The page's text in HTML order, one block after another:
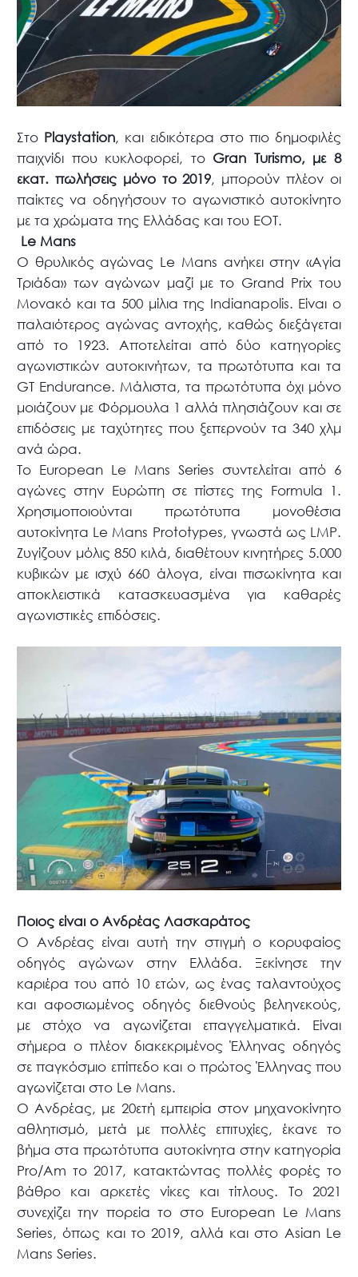
Στο Playstation, και ειδικότερα στο πιο δημοφιλές
παιχνίδι που κυκλοφορεί, το Gran Turismo, με 8
εκατ. πωλήσεις μόνο το 2019, μπορούν πλέον οι
παίκτες να οδηγήσουν το αγωνιστικό αυτοκίνητο
με τα χρώματα της Ελλάδας και του ΕΟΤ.
Le Mans
O θρυλικός αγώνας Le Mans ανήκει στην «Αγία
Τριάδα» των αγώνων μαζί με το Grand Prix του
Μονακό και τα 500 μίλια της Indianapolis. Είναι ο
παλαιότερος αγώνας αντοχής, καθώς διεξάγεται
από το 1923. Αποτελείται από δύο κατηγορίες
αγωνιστικών αυτοκινήτων, τα πρωτότυπα και τα
GT Endurance. Μάλιστα, τα πρωτότυπα όχι μόνο
μοιάζουν με Φόρμουλα 1 αλλά πλησιάζουν και σε
επιδόσεις με ταχύτητες που ξεπερνούν τα 340 χλμ
ανά ώρα.
Το European Le Mans Series συντελείται από 6
αγώνες στην Ευρώπη σε πίστες της Formula 1.
Χρησιμοποιούνται πρωτότυπα μονοθέσια
αυτοκίνητα Le Mans Prototypes, γνωστά ως LMP.
Ζυγίζουν μόλις 850 κιλά, διαθέτουν κινητήρες 5.000
κυβικών με ισχύ 660 άλογα, είναι πισωκίνητα και
αποκλειστικά κατασκευασμένα για καθαρές
αγωνιστικές επιδόσεις.
Ποιος είναι ο Ανδρέας Λασκαράτος
Ο Ανδρέας είναι αυτή την στιγμή ο κορυφαίος
οδηγός αγώνων στην Ελλάδα. Ξεκίνησε την
καριέρα του από 10 ετών, ως ένας ταλαντούχος
και αφοσιωμένος οδηγός διεθνούς βεληνεκούς,
με στόχο να αγωνίζεται επαγγελματικά. Είναι
σήμερα ο πλέον διακεκριμένος Έλληνας οδηγός
σε παγκόσμιο επίπεδο και ο πρώτος Έλληνας που
αγωνίζεται στο Le Mans.
Ο Ανδρέας, με 20ετή εμπειρία στον μηχανοκίνητο
αθλητισμό, μετά με πολλές επιτυχίες, έκανε το
βήμα στα πρωτότυπα αυτοκίνητα στην κατηγορία
Pro/Am το 2017, κατακτώντας πολλές φορές το
βάθρο και αρκετές νίκες και τίτλους. Το 2021
συνεχίζει την πορεία το στο European Le Mans
Series, όπως και το 2019, αλλά και στο Asian Le
Mans Series.